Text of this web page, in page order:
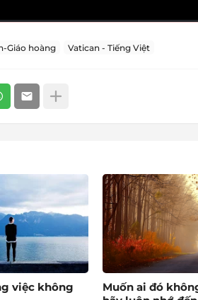
Giáo hoàng Vatican - Tiếng Việt
việc không
Muốn ai đó